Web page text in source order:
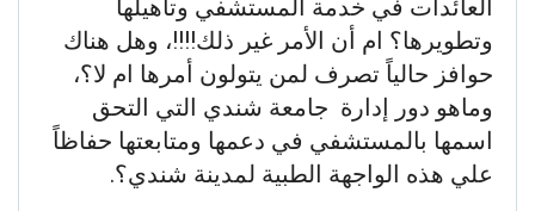
العائدات في خدمة المستشفي وتأهيلها
وتطويرها؟ ام أن الأمر غير ذلك!!!!، وهل هناك
حوافز حالياً تصرف لمن يتولون أمرها ام لا؟،
وماهو دور إدارة جامعة شندي التي التحق
اسمها بالمستشفي في دعمها ومتابعتها حفاظاً
علي هذه الواجهة الطبية لمدينة شندي؟.